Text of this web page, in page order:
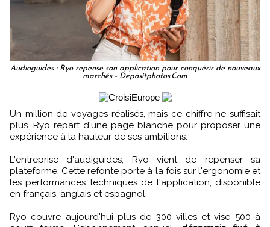
Audioguides : Ryo repense son application pour conquérir de nouveaux
marchés - Depositphotos.Com
Un million de voyages réalisés, mais ce chiffre ne suffisait
plus. Ryo repart d'une page blanche pour proposer une
expérience à la hauteur de ses ambitions.
L'entreprise d'audiguides, Ryo vient de repenser sa
plateforme. Cette refonte porte à la fois sur l'ergonomie et
les performances techniques de l'application, disponible
en français, anglais et espagnol.
Ryo couvre aujourd'hui plus de 300 villes et vise 500 à